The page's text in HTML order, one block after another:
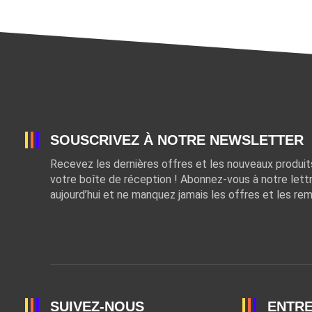
SOUSCRIVEZ À NOTRE NEWSLETTER
Recevez les dernières offres et les nouveaux
votre boîte de réception ! Abonnez-vous à notre
aujourd’hui et ne manquez jamais les offres et les
SUIVEZ-NOUS